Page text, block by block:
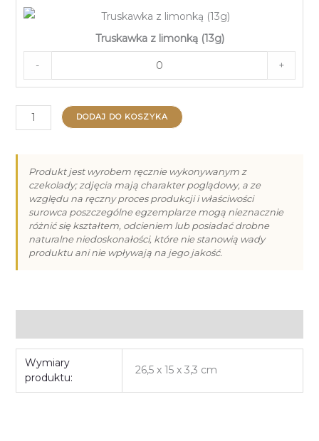
Truskawka z limonką (13g)
- +
ilość
Praliny
Dzień
Babci
Dziadka
DODAJ DO KOSZYKA
Produkt jest wyrobem ręcznie wykonywanym z
czekolady; zdjęcia mają charakter poglądowy, a ze
względu na ręczny proces produkcji i właściwości
surowca poszczególne egzemplarze mogą nieznacznie
różnić się kształtem, odcieniem lub posiadać drobne
naturalne niedoskonałości, które nie stanowią wady
produktu ani nie wpływają na jego jakość.
Wymiary
produktu:
26,5 x 15 x 3,3 cm